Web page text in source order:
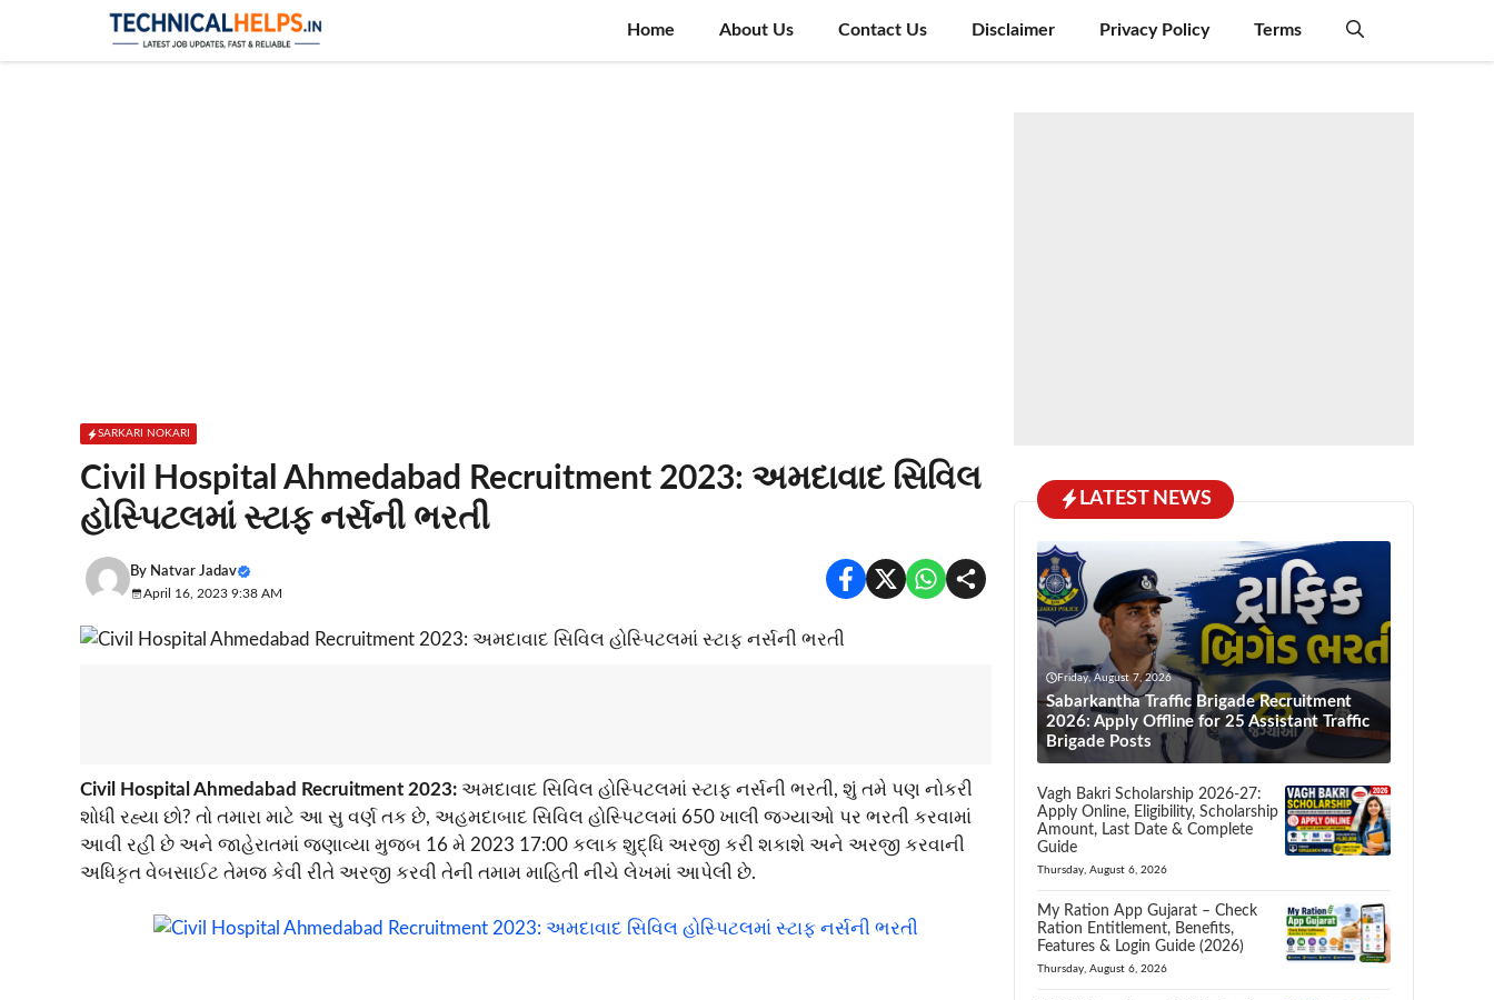
content
Home About Us Contact Us Disclaimer Privacy Policy Terms
SARKARI NOKARI
Civil Hospital Ahmedabad Recruitment 2023: અમદાવાદ સિવિલ
હોસ્પિટલમાં સ્ટાફ નર્સની ભરતી
By Natvar Jadav
April 16, 2023 9:38 AM
Civil Hospital Ahmedabad Recruitment 2023: અમદાવાદ સિવિલ હોસ્પિટલમાં સ્ટાફ નર્સની ભરતી, શું તમે પણ નોકરી
શોધી રહ્યા છો? તો તમારા માટે આ સુ વર્ણ તક છે, અહમદાબાદ સિવિલ હોસ્પિટલમાં 650 ખાલી જગ્યાઓ પર ભરતી કરવામાં
આવી રહી છે અને જાહેરાતમાં જણાવ્યા મુજબ 16 મે 2023 17:00 કલાક શુદ્ધિ અરજી કરી શકાશે અને અરજી કરવાની
અધિકૃત વેબસાઈટ તેમજ કેવી રીતે અરજી કરવી તેની તમામ માહિતી નીચે લેખમાં આપેલી છે.
LATEST NEWS
Friday, August 7, 2026
Sabarkantha Traffic Brigade Recruitment
2026: Apply Offline for 25 Assistant Traffic
Brigade Posts
Vagh Bakri Scholarship 2026-27:
Apply Online, Eligibility, Scholarship
Amount, Last Date & Complete
Guide
Thursday, August 6, 2026
My Ration App Gujarat – Check
Ration Entitlement, Benefits,
Features & Login Guide (2026)
Thursday, August 6, 2026